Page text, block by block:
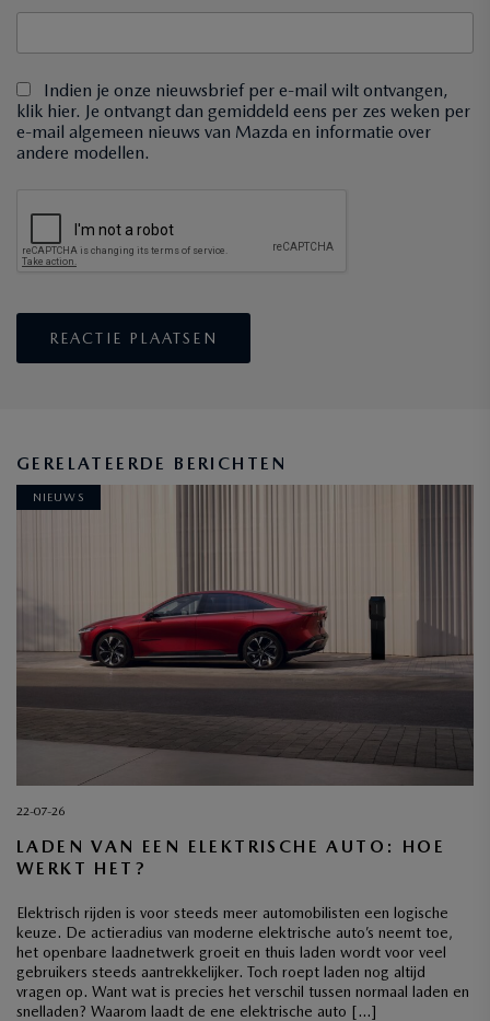
Indien je onze nieuwsbrief per e-mail wilt ontvangen,
klik hier. Je ontvangt dan gemiddeld eens per zes weken per
e-mail algemeen nieuws van Mazda en informatie over
andere modellen.
GERELATEERDE BERICHTEN
NIEUWS
22-07-26
LADEN VAN EEN ELEKTRISCHE AUTO: HOE
WERKT HET?
Elektrisch rijden is voor steeds meer automobilisten een logische
keuze. De actieradius van moderne elektrische auto’s neemt toe,
het openbare laadnetwerk groeit en thuis laden wordt voor veel
gebruikers steeds aantrekkelijker. Toch roept laden nog altijd
vragen op. Want wat is precies het verschil tussen normaal laden en
snelladen? Waarom laadt de ene elektrische auto […]